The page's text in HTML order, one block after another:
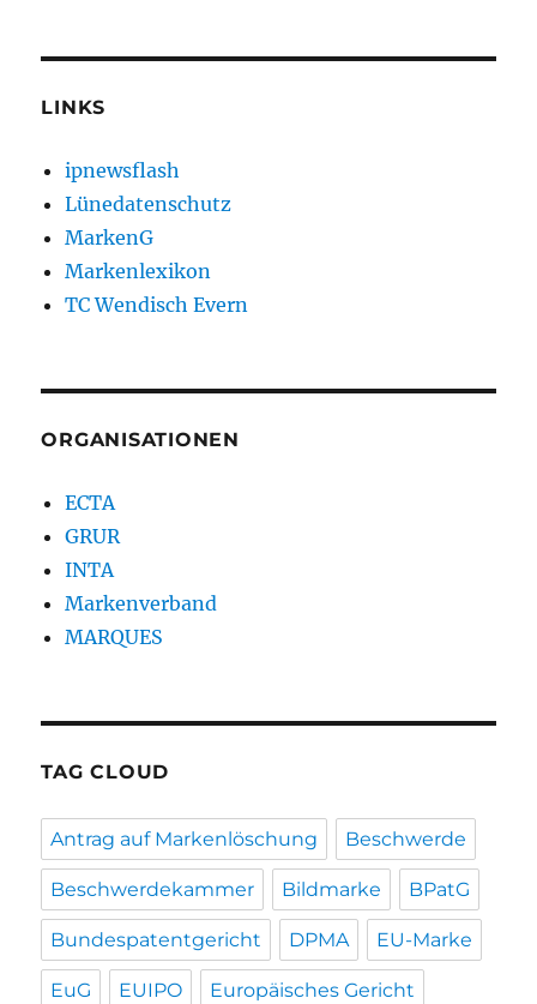
LINKS
ipnewsflash
Lünedatenschutz
MarkenG
Markenlexikon
TC Wendisch Evern
ORGANISATIONEN
ECTA
GRUR
INTA
Markenverband
MARQUES
TAG CLOUD
Antrag auf Markenlöschung Beschwerde
Beschwerdekammer Bildmarke BPatG
Bundespatentgericht DPMA EU-Marke
EuG EUIPO Europäisches Gericht